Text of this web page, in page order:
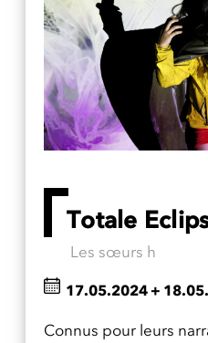
Totale
Les sœurs h
Connus pour leurs
17.05.2024+